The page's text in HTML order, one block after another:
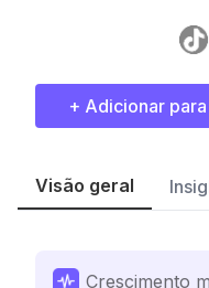
+ Adicionar
Visão geral
Crescimento